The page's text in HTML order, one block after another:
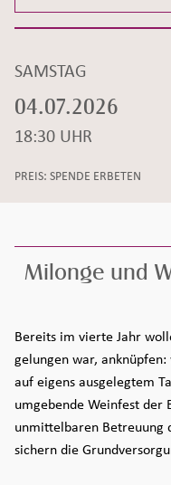
Datum:
SAMSTAG
04.07.2026
18:30 UHR
PREIS: SPENDE ERBETEN
Milonge und
Seiteninhalt überspringen
Bereits im vierte Jahr
gelungen war,
auf eigens ausgelegtem
umgebende Weinfest der
unmittelbaren Betreuung
sichern die